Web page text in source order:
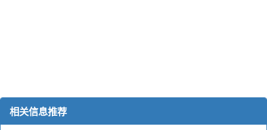
相关信息推荐